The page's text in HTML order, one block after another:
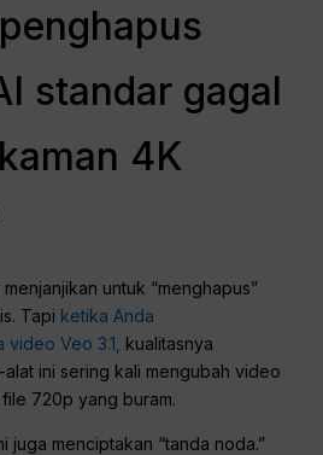
standar gagal
4K
untuk “menghapus”
Tapi ketika Anda
Veo 3.1, kualitasnya
alat ini sering kali mengubah video
720p yang buram.
juga menciptakan “tanda noda.”